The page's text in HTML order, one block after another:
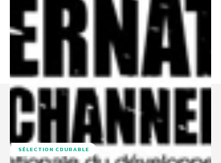
SÉLECTION CDURABLE